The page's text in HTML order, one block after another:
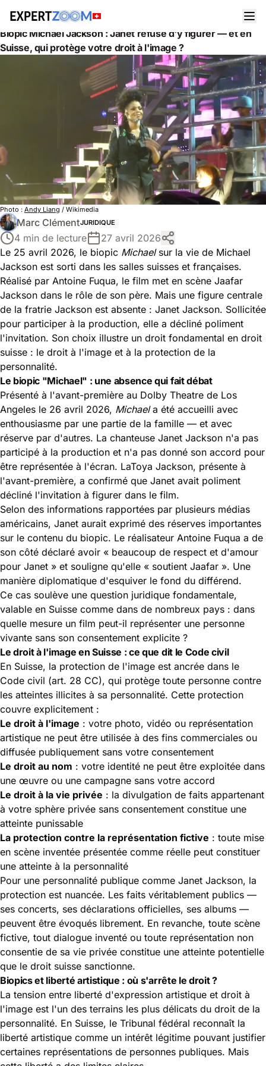
Actualités
Juridique
Biopic Michael Jackson : Janet refuse d'y figurer — et en
Suisse, qui protège votre droit à l'image ?
Photo : Andy Liang / Wikimedia
Marc ClémentJURIDIQUE
4 min de lecture
27 avril 2026
Le 25 avril 2026, le biopic Michaelsur la vie de Michael
Jackson est sorti dans les salles suisses et françaises.
Réalisé par Antoine Fuqua, le film met en scène Jaafar
Jackson dans le rôle de son père. Mais une figure centrale
de la fratrie Jackson est absente : Janet Jackson. Sollicitée
pour participer à la production, elle a décliné poliment
l'invitation. Son choix illustre un droit fondamental en droit
suisse : le droit à l'image et à la protection de la
personnalité.
Le biopic "Michael" : une absence qui fait débat
Présenté à l'avant-première au Dolby Theatre de Los
Angeles le 26 avril 2026, Michaela été accueilli avec
enthousiasme par une partie de la famille — et avec
réserve par d'autres. La chanteuse Janet Jackson n'a pas
participé à la production et n'a pas donné son accord pour
être représentée à l'écran. LaToya Jackson, présente à
l'avant-première, a confirmé que Janet avait poliment
décliné l'invitation à figurer dans le film.
Selon des informations rapportées par plusieurs médias
américains, Janet aurait exprimé des réserves importantes
sur le contenu du biopic. Le réalisateur Antoine Fuqua a de
son côté déclaré avoir « beaucoup de respect et d'amour
pour Janet » et souligne qu'elle « soutient Jaafar ». Une
manière diplomatique d'esquiver le fond du différend.
Ce cas soulève une question juridique fondamentale,
valable en Suisse comme dans de nombreux pays : dans
quelle mesure un film peut-il représenter une personne
vivante sans son consentement explicite ?
Le droit à l'image en Suisse : ce que dit le Code civil
En Suisse, la protection de l'image est ancrée dans le
Code civil (art. 28 CC), qui protège toute personne contre
les atteintes illicites à sa personnalité. Cette protection
couvre explicitement :
Le droit à l'image : votre photo, vidéo ou représentation
artistique ne peut être utilisée à des fins commerciales ou
diffusée publiquement sans votre consentement
Le droit au nom : votre identité ne peut être exploitée dans
une œuvre ou une campagne sans votre accord
Le droit à la vie privée : la divulgation de faits appartenant
à votre sphère privée sans consentement constitue une
atteinte punissable
La protection contre la représentation fictive : toute mise
en scène inventée présentée comme réelle peut constituer
une atteinte à la personnalité
Pour une personnalité publique comme Janet Jackson, la
protection est nuancée. Les faits véritablement publics —
ses concerts, ses déclarations officielles, ses albums —
peuvent être évoqués librement. En revanche, toute scène
fictive, tout dialogue inventé ou toute représentation non
consentie de sa vie privée constitue une atteinte potentielle
que le droit suisse sanctionne.
Biopics et liberté artistique : où s'arrête le droit ?
La tension entre liberté d'expression artistique et droit à
l'image est l'un des terrains les plus délicats du droit de la
personnalité. En Suisse, le Tribunal fédéral reconnaît la
liberté artistique comme un intérêt légitime pouvant justifier
certaines représentations de personnes publiques. Mais